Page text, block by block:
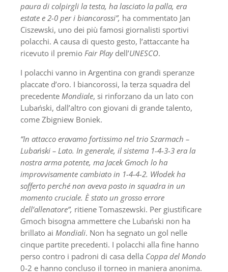
paura di colpirgli la testa, ha lasciato la palla, era
estate e 2-0 per i biancorossi”, ha commentato Jan
Ciszewski, uno dei più famosi giornalisti sportivi
polacchi. A causa di questo gesto, l’attaccante ha
ricevuto il premio Fair Playdell’UNESCO.
I polacchi vanno in Argentina con grandi speranze
placcate d’oro. I biancorossi, la terza squadra del
precedente Mondiale, si rinforzano da un lato con
Lubański, dall’altro con giovani di grande talento,
come Zbigniew Boniek.
“In attacco eravamo fortissimo nel trio Szarmach –
Lubański – Lato. In generale, il sistema 1-4-3-3 era la
nostra arma potente, ma Jacek Gmoch lo ha
improvvisamente cambiato in 1-4-4-2. Włodek ha
sofferto perché non aveva posto in squadra in un
momento cruciale. È stato un grosso errore
dell’allenatore”, ritiene Tomaszewski. Per giustificare
Gmoch bisogna ammettere che Lubański non ha
brillato ai Mondiali. Non ha segnato un gol nelle
cinque partite precedenti. I polacchi alla fine hanno
perso contro i padroni di casa della Coppa del Mondo
0-2 e hanno concluso il torneo in maniera anonima.